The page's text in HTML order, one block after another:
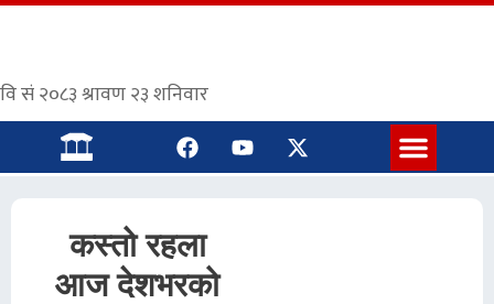
कस्तो रहला
आज देशभरको